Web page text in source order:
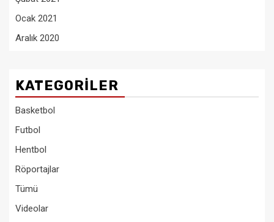
Ocak 2021
Aralık 2020
KATEGORILER
Basketbol
Futbol
Hentbol
Röportajlar
Tümü
Videolar